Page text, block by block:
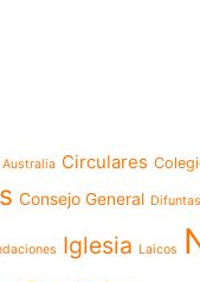
Australia Circulares
Consejo General Difuntas
Iglesia Laicos